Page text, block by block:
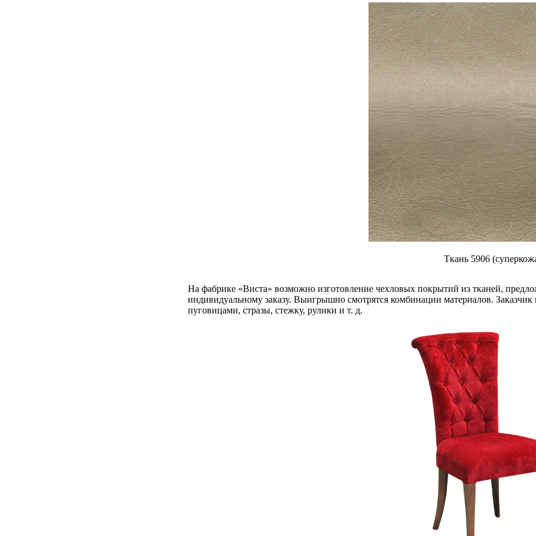
Ткань 5906
На фабрике «Виста» возможно изготовление чехловых покрытий из тканей,
индивидуальному заказу. Выигрышно смотрятся комбинации материалов.
пуговицами, стразы, стежку, рулики и т. д.